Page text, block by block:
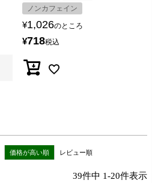
ノンカフェイン
¥1,026のところ
¥718税込
価格が高い順 レビュー順
39件中 1-20件表示